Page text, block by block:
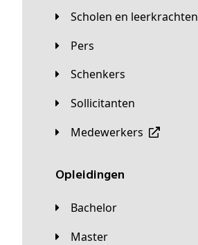
Scholen en leerkrachten
Pers
Schenkers
Sollicitanten
Medewerkers
Opleidingen
Bachelor
Master